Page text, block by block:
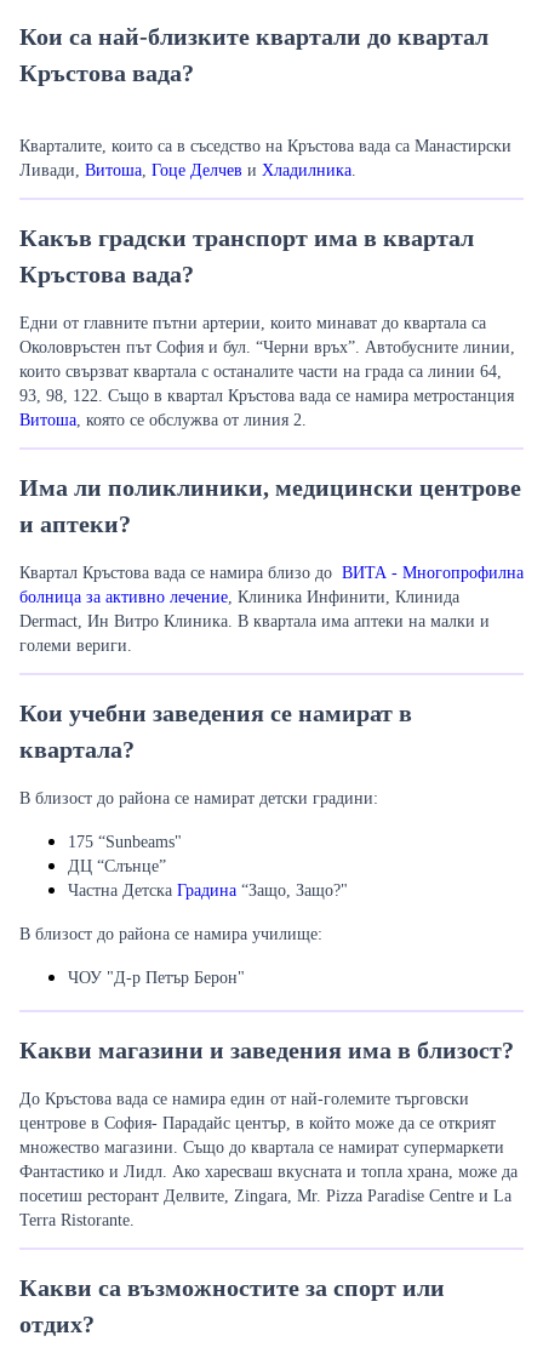
Кои са най-близките квартали до квартал
Кръстова вада?
Кварталите, които са в съседство на Кръстова вада са Манастирски
Ливади, Витоша Гоце Делчев и Хладилника
Какъв градски транспорт има в квартал
Кръстова вада?
Едни от главните пътни артерии, които минават до квартала са
Околовръстен път София и бул. “Черни връх”. Автобусните линии,
които свързват квартала с останалите части на града са линии 64,
93, 98, 122. Също в квартал Кръстова вада се намира метростанция
Витоша , която се обслужва от линия 2.
Има ли поликлиники, медицински центрове
и аптеки?
Квартал Кръстова вада се намира близо до ВИТА - Многопрофилна
болница за активно лечение , Клиника Инфинити, Клинида
Dermact, Ин Витро Клиника. В квартала има аптеки на малки и
големи вериги.
Кои учебни заведения се намират в
квартала?
В близост до района се намират детски градини:
175 “Sunbeams"
ДЦ “Слънце”
Частна Детска Градина “Защо, Защо?"
В близост до района се намира училище:
ЧОУ "Д-р Петър Берон"
Какви магазини и заведения има в близост?
До Кръстова вада се намира един от най-големите търговски
центрове в София- Парадайс център, в който може да се открият
множество магазини. Също до квартала се намират супермаркети
Фантастико и Лидл. Ако харесваш вкусната и топла храна, може да
посетиш ресторант Делвите, Zingara, Mr. Pizza Paradise Centre и La
Terra Ristorante.
Какви са възможностите за спорт или
отдих?